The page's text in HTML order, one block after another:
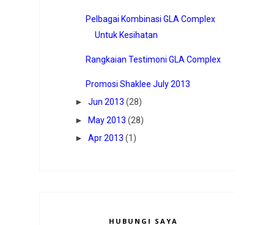
Pelbagai Kombinasi GLA Complex
Untuk Kesihatan
Rangkaian Testimoni GLA Complex
Promosi Shaklee July 2013
► Jun 2013 (28)
►
May 2013 (28)
► Apr 2013 (1)
HUBUNGI SAYA